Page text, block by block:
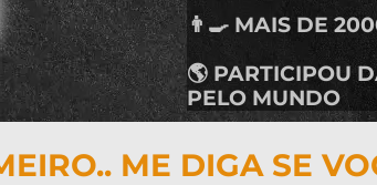
👨‍🍳 MAIS DE
🌎 PARTICIPOU
PELO MUNDO
ME DIGA SE